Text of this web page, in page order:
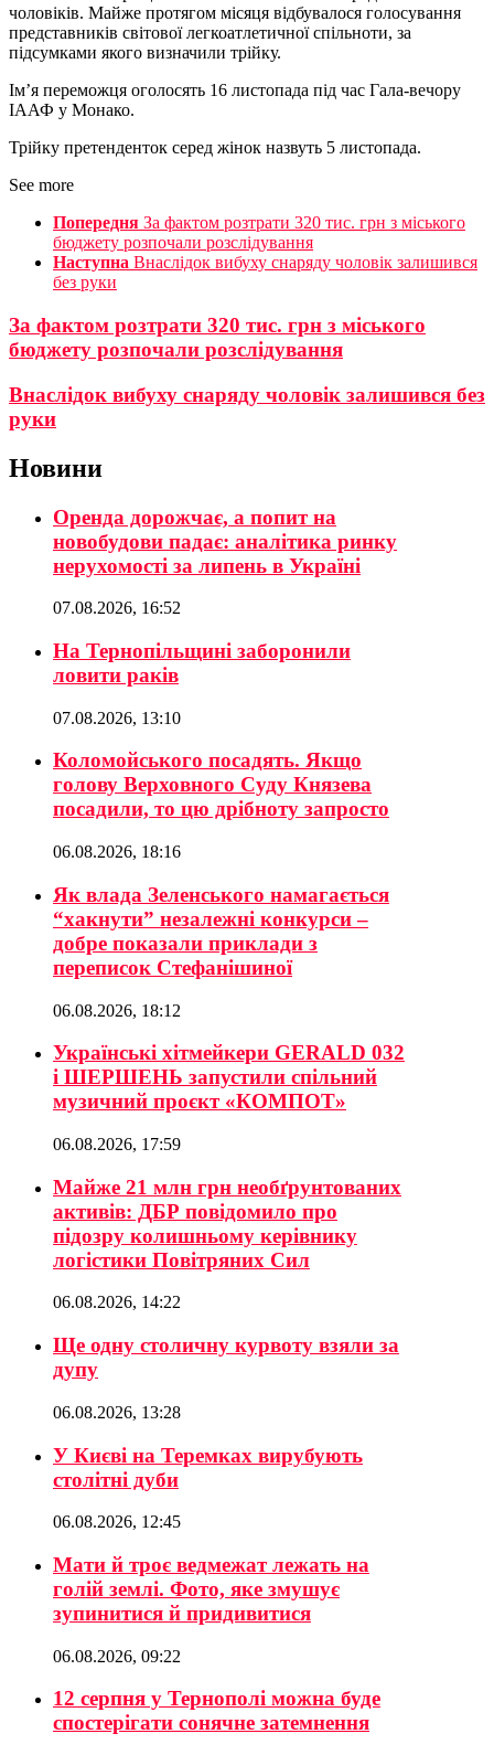
чоловіків. Майже протягом місяця відбувалося голосування
представників світової легкоатлетичної спільноти, за
підсумками якого визначили трійку.
Ім’я переможця оголосять 16 листопада під час Гала-вечору
ІААФ у Монако.
Трійку претенденток серед жінок назвуть 5 листопада.
See more
Попередня За фактом розтрати 320 тис. грн з міського
бюджету розпочали розслідування
Наступна Внаслідок вибуху снаряду чоловік залишився
без руки
За фактом розтрати 320 тис. грн з міського
бюджету розпочали розслідування
Внаслідок вибуху снаряду чоловік залишився без
руки
Новини
Оренда дорожчає, а попит на
новобудови падає: аналітика ринку
нерухомості за липень в Україні
07.08.2026, 16:52
На Тернопільщині заборонили
ловити раків
07.08.2026, 13:10
Коломойського посадять. Якщо
голову Верховного Суду Князева
посадили, то цю дрібноту запросто
06.08.2026, 18:16
Як влада Зеленського намагається
“хакнути” незалежні конкурси –
добре показали приклади з
переписок Стефанішиної
06.08.2026, 18:12
Українські хітмейкери GERALD 032
і ШЕРШЕНЬ запустили спільний
музичний проєкт «КОМПОТ»
06.08.2026, 17:59
Майже 21 млн грн необґрунтованих
активів: ДБР повідомило про
підозру колишньому керівнику
логістики Повітряних Сил
06.08.2026, 14:22
Ще одну столичну курвоту взяли за
дупу
06.08.2026, 13:28
У Києві на Теремках вирубують
столітні дуби
06.08.2026, 12:45
Мати й троє ведмежат лежать на
голій землі. Фото, яке змушує
зупинитися й придивитися
06.08.2026, 09:22
12 серпня у Тернополі можна буде
спостерігати сонячне затемнення